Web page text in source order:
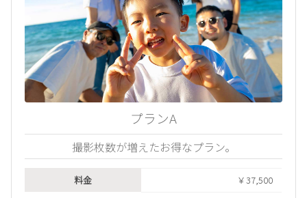
プランA
撮影枚数が増えたお得なプラン。
料金
￥37,500